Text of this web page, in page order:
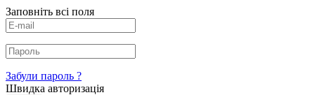
Заповніть всі поля
Забули пароль ?
Швидка авторизація